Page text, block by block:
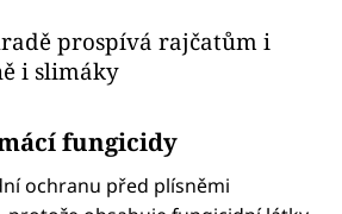
prospívá rajčatům i
i slimáky
fungicidy
ochranu před plísněmi